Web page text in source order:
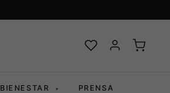
BIENESTAR ▾ PRENSA